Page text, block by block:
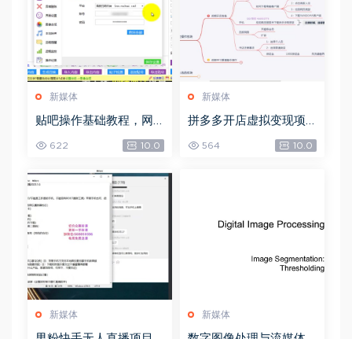
新媒体
贴吧操作基础教程，网
622 10.0
新媒体
拼多多开店虚拟变现项
564 10.0
新媒体 新媒体